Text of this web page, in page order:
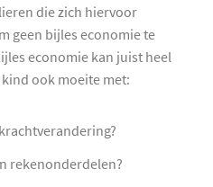
die zich hiervoor
geen bijles economie te
economie kan juist heel
ook moeite met:
rekenonderdelen?